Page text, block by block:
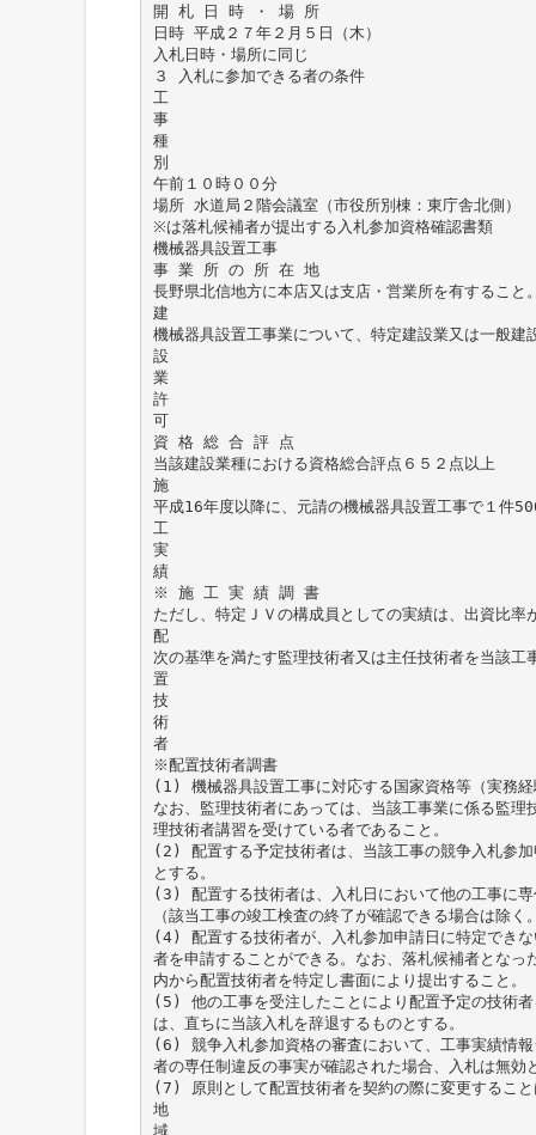
開 札 日 時 ・ 場 所
日時 平成２７年２月５日（木）
入札日時・場所に同じ
３ 入札に参加できる者の条件
工
事
種
別
午前１０時００分
場所 水道局２階会議室（市役所別棟：東庁舎北側）
※は落札候補者が提出する入札参加資格確認書類
機械器具設置工事
事 業 所 の 所 在 地
長野県北信地方に本店又は支店・営業所を有すること
建
機械器具設置工事業について、特定建設業又は一般建
設
業
許
可
資 格 総 合 評 点
当該建設業種における資格総合評点６５２点以上
施
平成16年度以降に、元請の機械器具設置工事で１件
工
実
績
※ 施 工 実 績 調 書
ただし、特定ＪＶの構成員としての実績は、出資比率
配
次の基準を満たす監理技術者又は主任技術者を当該工
置
技
術
者
※配置技術者調書
(1) 機械器具設置工事に対応する国家資格等（実務
なお、監理技術者にあっては、当該工事業に係る監理
理技術者講習を受けている者であること。
(2) 配置する予定技術者は、当該工事の競争入札参
とする。
(3) 配置する技術者は、入札日において他の工事に
（該当工事の竣工検査の終了が確認できる場合は除く
(4) 配置する技術者が、入札参加申請日に特定でき
者を申請することができる。なお、落札候補者となっ
内から配置技術者を特定し書面により提出すること。
(5) 他の工事を受注したことにより配置予定の技術
は、直ちに当該入札を辞退するものとする。
(6) 競争入札参加資格の審査において、工事実績情
者の専任制違反の事実が確認された場合、入札は無効
(7) 原則として配置技術者を契約の際に変更すること
地
域